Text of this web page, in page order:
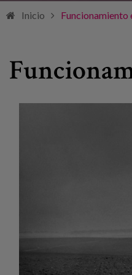
Inicio Funcionamiento